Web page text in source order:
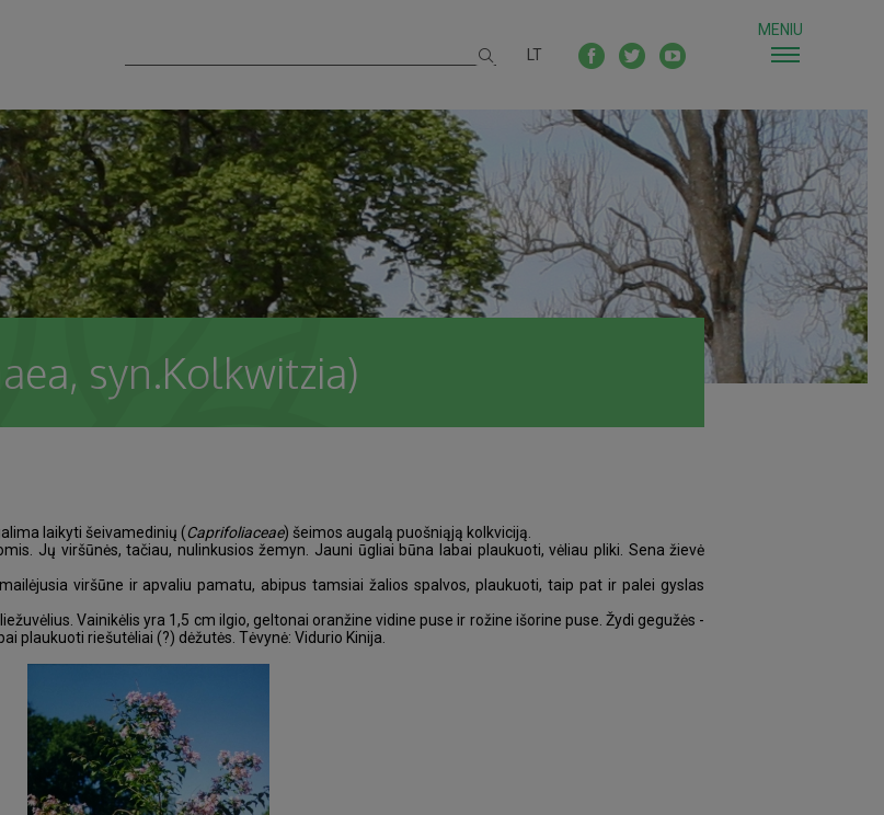
LT
MENIU
syn.Kolkwitzia)
laikyti šeivamedinių (Caprifoliaceae) šeimos augalą puošniąją kolkviciją.
Jų viršūnės, tačiau, nulinkusios žemyn. Jauni ūgliai būna labai plaukuoti, vėliau pliki. Sena žievė
viršūne ir apvaliu pamatu, abipus tamsiai žalios spalvos, plaukuoti, taip pat ir palei gyslas
Vainikėlis yra 1,5 cm ilgio, geltonai oranžine vidine puse ir rožine išorine puse. Žydi gegužės -
plaukuoti riešutėliai (?) dėžutės. Tėvynė: Vidurio Kinija.